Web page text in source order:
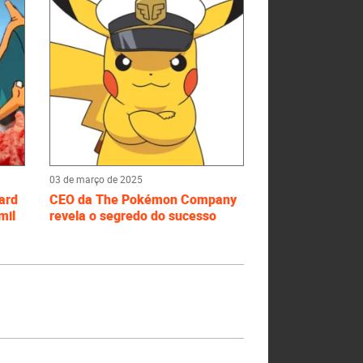
03 de março de 2025
CEO da The Pokémon Company
revela o segredo do sucesso